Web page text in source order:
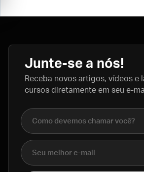
Junte-se a nós!
Receba novos artigos, vídeos e
cursos diretamente em seu e-
Nome completo
E-mail